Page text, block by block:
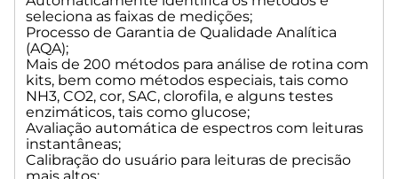
seleciona as faixas de medições;
Processo de Garantia de Qualidade Analítica
(AQA);
Mais de 200 métodos para análise de rotina com
kits, bem como métodos especiais, tais como
NH3, CO2, cor, SAC, clorofila, e alguns testes
enzimáticos, tais como glucose;
Avaliação automática de espectros com leituras
instantâneas;
Calibração do usuário para leituras de precisão